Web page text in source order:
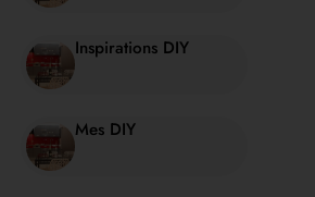
Inspirations DIY
Mes DIY